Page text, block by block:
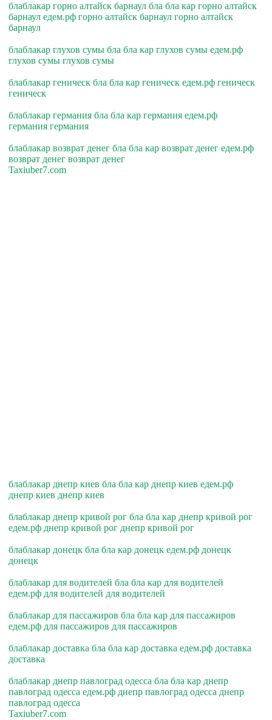
блаблакар горно алтайск барнаул бла бла кар горно алтайск
барнаул едем.рф горно алтайск барнаул горно алтайск
барнаул
блаблакар глухов сумы бла бла кар глухов сумы едем.рф
глухов сумы глухов сумы
блаблакар геническ бла бла кар геническ едем.рф геническ
геническ
блаблакар германия бла бла кар германия едем.рф
германия германия
блаблакар возврат денег бла бла кар возврат денег едем.рф
возврат денег возврат денег
Taxiuber7.com
блаблакар днепр киев бла бла кар днепр киев едем.рф
днепр киев днепр киев
блаблакар днепр кривой рог бла бла кар днепр кривой рог
едем.рф днепр кривой рог днепр кривой рог
блаблакар донецк бла бла кар донецк едем.рф донецк
донецк
блаблакар для водителей бла бла кар для водителей
едем.рф для водителей для водителей
блаблакар для пассажиров бла бла кар для пассажиров
едем.рф для пассажиров для пассажиров
блаблакар доставка бла бла кар доставка едем.рф доставка
доставка
блаблакар днепр павлоград одесса бла бла кар днепр
павлоград одесса едем.рф днепр павлоград одесса днепр
павлоград одесса
Taxiuber7.com